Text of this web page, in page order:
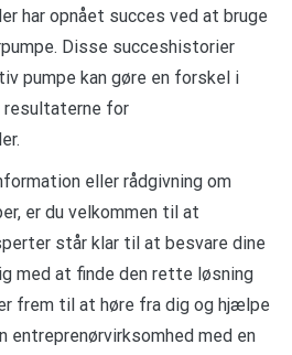
har opnået succes ved at bruge
Disse succeshistorier
pumpe kan gøre en forskel i
resultaterne for
eller rådgivning om
er du velkommen til at
står klar til at besvare dine
med at finde den rette løsning
frem til at høre fra dig og hjælpe
entreprenørvirksomhed med en